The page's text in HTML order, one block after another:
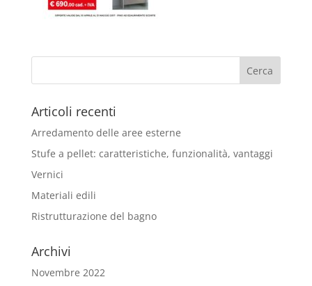
Articoli recenti
Arredamento delle aree esterne
Stufe a pellet: caratteristiche, funzionalità, vantaggi
Vernici
Materiali edili
Ristrutturazione del bagno
Archivi
Novembre 2022